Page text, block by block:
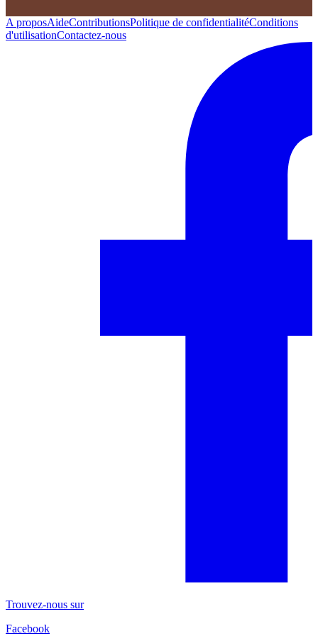
A proposAideContributionsPolitique de confidentialitéConditions
d'utilisationContactez-nous
Trouvez-nous sur
Facebook